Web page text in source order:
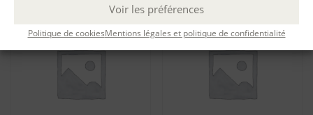
Voir les préférences
Politique de cookiesMentions légales et politique de confidentialité